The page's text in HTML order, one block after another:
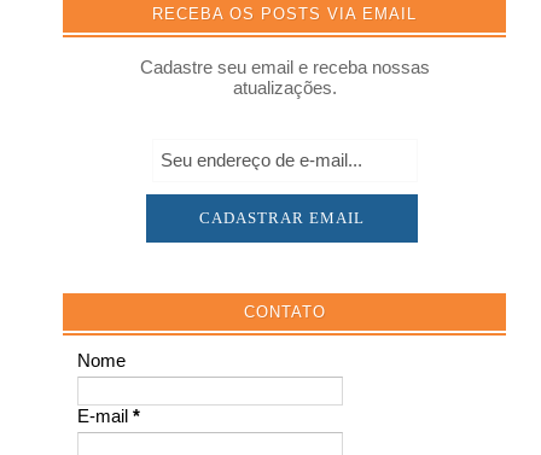
RECEBA OS POSTS VIA EMAIL
Cadastre seu email e receba nossas
atualizações.
CONTATO
Nome
E-mail*